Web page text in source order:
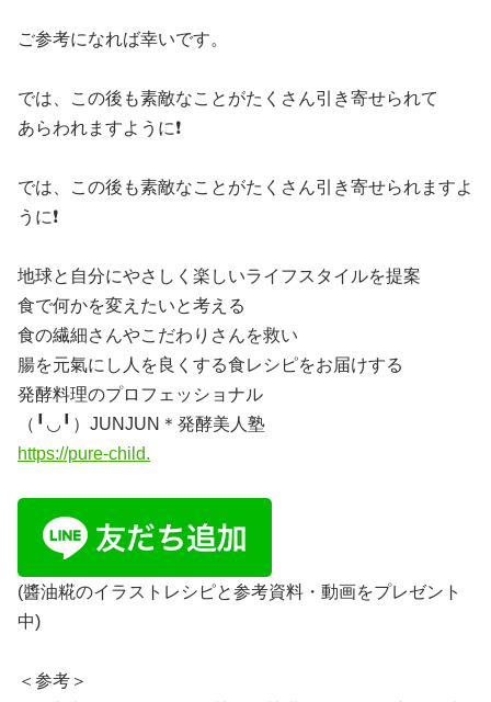
ご参考になれば幸いです。
では、この後も素敵なことがたくさん引き寄せられて
あらわれますように❗️
では、この後も素敵なことがたくさん引き寄せられますよ
うに❗️
地球と自分にやさしく楽しいライフスタイルを提案
食で何かを変えたいと考える
食の繊細さんやこだわりさんを救い
腸を元氣にし人を良くする食レシピをお届けする
発酵料理のプロフェッショナル
（╹◡╹）JUNJUN＊発酵美人塾
https://pure-child.
(醬油糀のイラストレシピと参考資料・動画をプレゼント
中)
＜参考＞